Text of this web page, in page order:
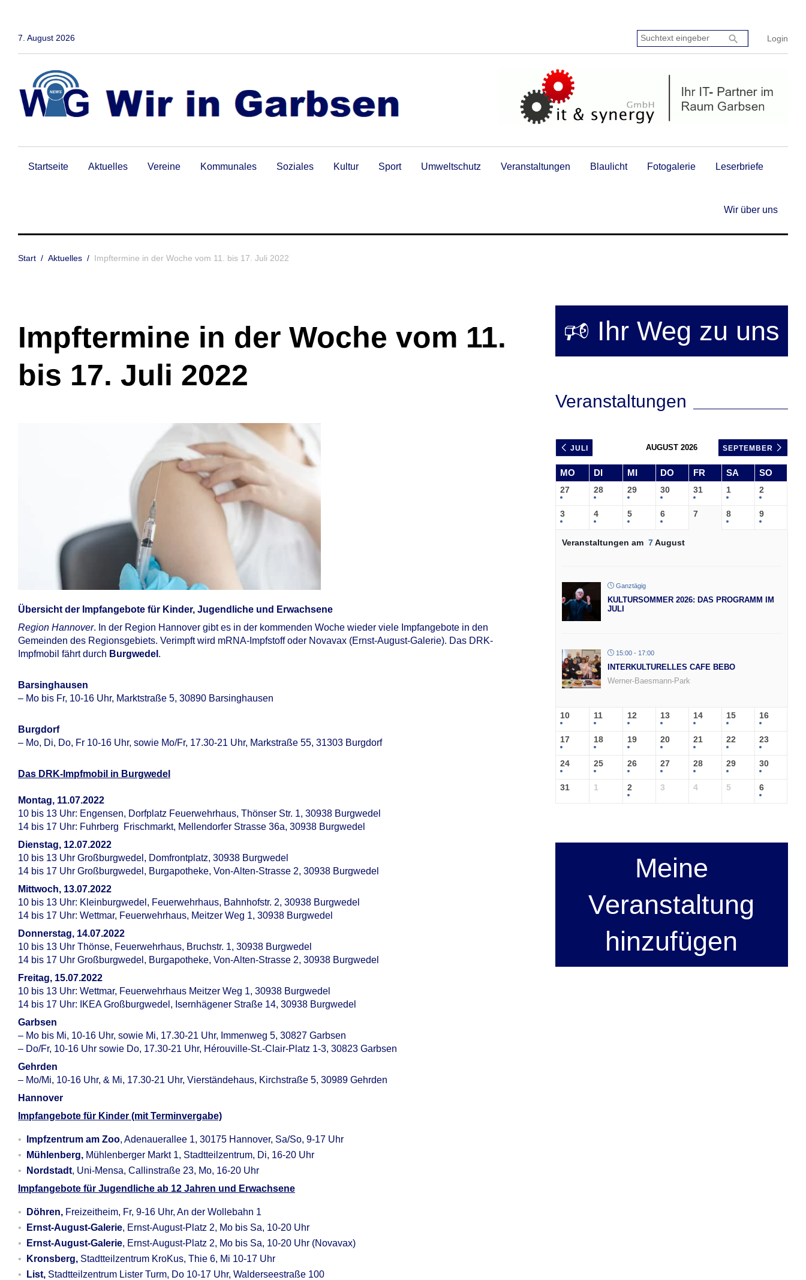
7. August 2026 Login
Suchtext
eingeben:
search
Startseite Aktuelles Vereine Kommunales Soziales Kultur Sport Umweltschutz Veranstaltungen Blaulicht Fotogalerie Leserbriefe
Wir über uns
Start / Aktuelles / Impftermine in der Woche vom 11. bis 17. Juli 2022
Impftermine in der Woche vom 11.
bis 17. Juli 2022
Übersicht der Impfangebote für Kinder, Jugendliche und Erwachsene
Region Hannover. In der Region Hannover gibt es in der kommenden Woche wieder viele Impfangebote in den
Gemeinden des Regionsgebiets. Verimpft wird mRNA-Impfstoff oder Novavax (Ernst-August-Galerie). Das DRK-
Impfmobil fährt durch Burgwedel .
Barsinghausen
– Mo bis Fr, 10-16 Uhr, Marktstraße 5, 30890 Barsinghausen
Burgdorf
– Mo, Di, Do, Fr 10-16 Uhr, sowie Mo/Fr, 17.30-21 Uhr, Markstraße 55, 31303 Burgdorf
Das DRK-Impfmobil in Burgwedel
Montag, 11.07.2022
10 bis 13 Uhr: Engensen, Dorfplatz Feuerwehrhaus, Thönser Str. 1, 30938 Burgwedel
14 bis 17 Uhr: Fuhrberg Frischmarkt, Mellendorfer Strasse 36a, 30938 Burgwedel
Dienstag, 12.07.2022
10 bis 13 Uhr Großburgwedel, Domfrontplatz, 30938 Burgwedel
14 bis 17 Uhr Großburgwedel, Burgapotheke, Von-Alten-Strasse 2, 30938 Burgwedel
Mittwoch, 13.07.2022
10 bis 13 Uhr: Kleinburgwedel, Feuerwehrhaus, Bahnhofstr. 2, 30938 Burgwedel
14 bis 17 Uhr: Wettmar, Feuerwehrhaus, Meitzer Weg 1, 30938 Burgwedel
Donnerstag, 14.07.2022
10 bis 13 Uhr Thönse, Feuerwehrhaus, Bruchstr. 1, 30938 Burgwedel
14 bis 17 Uhr Großburgwedel, Burgapotheke, Von-Alten-Strasse 2, 30938 Burgwedel
Freitag, 15.07.2022
10 bis 13 Uhr: Wettmar, Feuerwehrhaus Meitzer Weg 1, 30938 Burgwedel
14 bis 17 Uhr: IKEA Großburgwedel, Isernhägener Straße 14, 30938 Burgwedel
Garbsen
– Mo bis Mi, 10-16 Uhr, sowie Mi, 17.30-21 Uhr, Immenweg 5, 30827 Garbsen
– Do/Fr, 10-16 Uhr sowie Do, 17.30-21 Uhr, Hérouville-St.-Clair-Platz 1-3, 30823 Garbsen
Gehrden
– Mo/Mi, 10-16 Uhr, & Mi, 17.30-21 Uhr, Vierständehaus, Kirchstraße 5, 30989 Gehrden
Hannover
Impfangebote für Kinder (mit Terminvergabe)
Impfzentrum am Zoo, Adenauerallee 1, 30175 Hannover, Sa/So, 9-17 Uhr
Mühlenberg, Mühlenberger Markt 1, Stadtteilzentrum, Di, 16-20 Uhr
Nordstadt, Uni-Mensa, Callinstraße 23, Mo, 16-20 Uhr
Impfangebote für Jugendliche ab 12 Jahren und Erwachsene
Döhren, Freizeitheim, Fr, 9-16 Uhr, An der Wollebahn 1
Ernst-August-Galerie, Ernst-August-Platz 2, Mo bis Sa, 10-20 Uhr
Ernst-August-Galerie, Ernst-August-Platz 2, Mo bis Sa, 10-20 Uhr (Novavax)
Kronsberg, Stadtteilzentrum KroKus, Thie 6, Mi 10-17 Uhr
List, Stadtteilzentrum Lister Turm, Do 10-17 Uhr, Walderseestraße 100
🕫 Ihr Weg zu uns
Veranstaltungen
JULI AUGUST 2026 SEPTEMBER
MO DI MI DO FR SA SO
27 28 29 30 31 1 2
3 4 5 6 7 8 9
Veranstaltungen am 7August
Ganztägig
KULTURSOMMER 2026: DAS PROGRAMM IM
JULI
15:00 - 17:00
INTERKULTURELLES CAFE BEBO
Werner-Baesmann-Park
10 11 12 13 14 15 16
17 18 19 20 21 22 23
24 25 26 27 28 29 30
31 1 2 3 4 5 6
Meine
Veranstaltung
hinzufügen